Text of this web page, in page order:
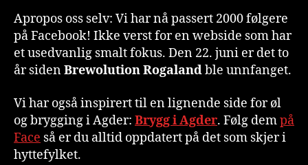
Apropos oss selv: Vi har nå passert 2000 følgere
på Facebook! Ikke verst for en webside som har
et usedvanlig smalt fokus. Den 22. juni er det to
år sidenBrewolution Rogalandble unnfanget.
Vi har også inspirert til en lignende side for øl
og brygging i Agder: Brygg i Agder. Følg dempå
Face så er du alltid oppdatert på det som skjer i
hyttefylket.